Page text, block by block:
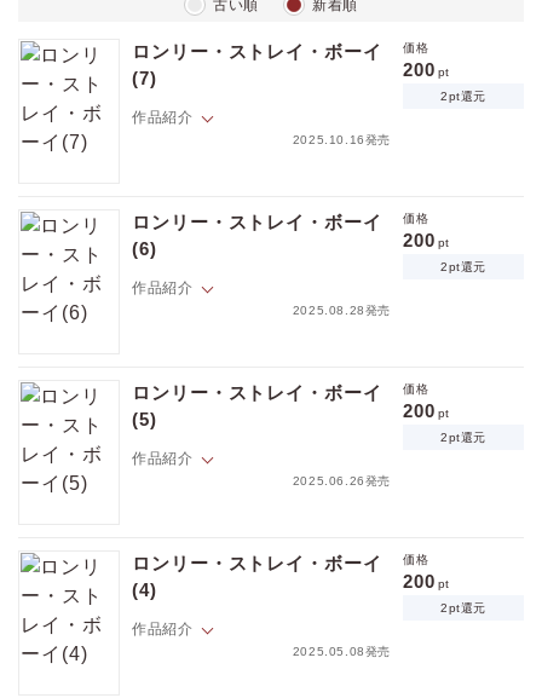
古い順 新着順
ロンリー・ストレイ・ボーイ
(7)
作品紹介
2025.10.16発売
価格
200 pt
2pt還元
やっぱりコイツ危険・・・！でも久しぶりのキスに思わず身体は反応し
てしまう。
なんでこんな年下の子に惹き込まれそうになってんだ・・・！？
――「お人好し」と呼ばれ、会社で良いようにこき使われている社畜サ
ラリーマン、吉住尚（よしずみなお）。
チンピラから逃げてきた青年・芹澤怜央（せりざわれお）だった！
怜央に言いくるめられて、尚の家に泊めることになったものの、お礼に
と身体の関係を迫られて！？
はじめは年上として突き放せていたけど、だんだんと怜央に絆されてい
る自分もいて・・・。
ロンリー・ストレイ・ボーイ
(6)
作品紹介
2025.08.28発売
価格
200 pt
2pt還元
やっぱりコイツ危険・・・！でも久しぶりのキスに思わず身体は反応し
てしまう。
なんでこんな年下の子に惹き込まれそうになってんだ・・・！？
――「お人好し」と呼ばれ、会社で良いようにこき使われている社畜サ
ラリーマン、吉住尚（よしずみなお）。
チンピラから逃げてきた青年・芹澤怜央（せりざわれお）だった！
怜央に言いくるめられて、尚の家に泊めることになったものの、お礼に
と身体の関係を迫られて！？
はじめは年上として突き放せていたけど、だんだんと怜央に絆されてい
る自分もいて・・・。
ロンリー・ストレイ・ボーイ
(5)
作品紹介
2025.06.26発売
価格
200 pt
2pt還元
やっぱりコイツ危険・・・！でも久しぶりのキスに思わず身体は反応し
てしまう。
なんでこんな年下の子に惹き込まれそうになってんだ・・・！？
――「お人好し」と呼ばれ、会社で良いようにこき使われている社畜サ
ラリーマン、吉住尚（よしずみなお）。
ロンリー・ストレイ・ボーイ
(4)
作品紹介
2025.05.08発売
価格
200 pt
2pt還元
価格
ポイントを消費して購入するにはログイン・会員登録が必要です